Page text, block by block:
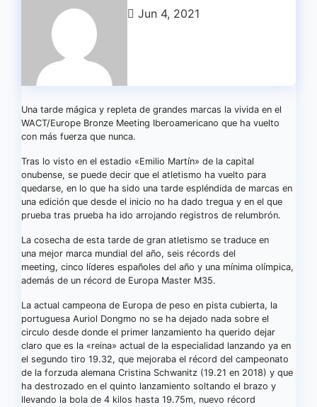
Jun 4, 2021
Una tarde mágica y repleta de grandes marcas la vivida en el
WACT/Europe Bronze Meeting Iberoamericano que ha vuelto
con más fuerza que nunca.
Tras lo visto en el estadio «Emilio Martín» de la capital
onubense, se puede decir que el atletismo ha vuelto para
quedarse, en lo que ha sido una tarde espléndida de marcas en
una edición que desde el inicio no ha dado tregua y en el que
prueba tras prueba ha ido arrojando registros de relumbrón.
La cosecha de esta tarde de gran atletismo se traduce en
una mejor marca mundial del año, seis récords del
meeting, cinco líderes españoles del año y una mínima olímpica,
además de un récord de Europa Master M35.
La actual campeona de Europa de peso en pista cubierta, la
portuguesa Auriol Dongmo no se ha dejado nada sobre el
circulo desde donde el primer lanzamiento ha querido dejar
claro que es la «reina» actual de la especialidad lanzando ya en
el segundo tiro 19.32, que mejoraba el récord del campeonato
de la forzuda alemana Cristina Schwanitz (19.21 en 2018) y que
ha destrozado en el quinto lanzamiento soltando el brazo y
llevando la bola de 4 kilos hasta 19.75m, nuevo récord